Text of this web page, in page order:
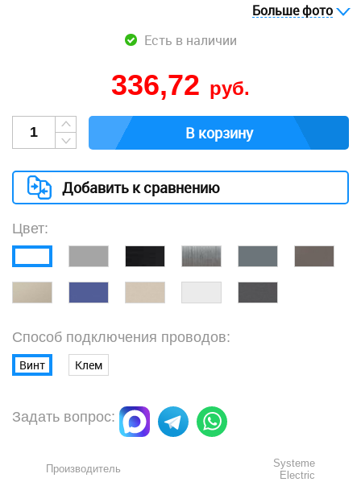
Больше фото
Есть в наличии
336,72 руб.
В корзину
Добавить к сравнению
Цвет:
Способ подключения проводов:
Винт Клем
Задать вопрос:
Производитель
Systeme
Electric